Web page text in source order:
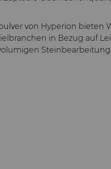
von Hyperion bieten
in Bezug auf